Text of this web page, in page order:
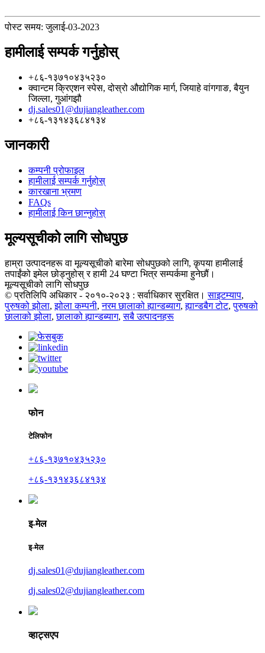
पोस्ट समय: जुलाई-03-2023
हामीलाई सम्पर्क गर्नुहोस्
+८६-१३७१०४३५२३०
क्वान्टम क्रिएशन स्पेस, दोस्रो औद्योगिक मार्ग, जियाहे वांगगाङ, बैयुन
जिल्ला, गुआंगझौ
dj.sales01@dujiangleather.com
+८६-१३१४३६८४१३४
जानकारी
कम्पनी प्रोफाइल
हामीलाई सम्पर्क गर्नुहोस्
कारखाना भ्रमण
FAQs
हामीलाई किन छान्नुहोस्
मूल्यसूचीको लागि सोधपुछ
हाम्रा उत्पादनहरू वा मूल्यसूचीको बारेमा सोधपुछको लागि, कृपया हामीलाई
तपाईंको इमेल छोड्नुहोस् र हामी 24 घण्टा भित्र सम्पर्कमा हुनेछौं।
मूल्यसूचीको लागि सोधपुछ
© प्रतिलिपि अधिकार - २०१०-२०२३ : सर्वाधिकार सुरक्षित। साइटम्याप,
पुरुषको झोला,झोला कम्पनी,नरम छालाको ह्यान्डब्याग,ह्यान्डबैग टोट,पुरुषको
छालाको झोला,छालाको ह्यान्डब्याग,सबै उत्पादनहरू
फोन
टेलिफोन
+८६-१३७१०४३५२३०
+८६-१३१४३६८४१३४
इ-मेल
इ-मेल
dj.sales01@dujiangleather.com
dj.sales02@dujiangleather.com
व्हाट्सएप